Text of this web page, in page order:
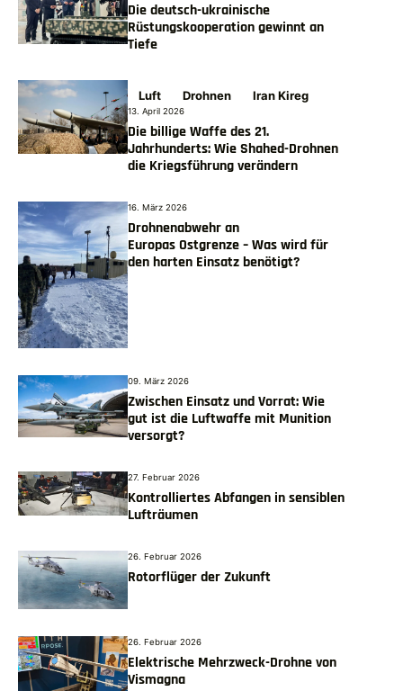
Die deutsch-ukrainische
Rüstungskooperation gewinnt an
Tiefe
Luft Drohnen Iran Kireg
13. April 2026
Die billige Waffe des 21.
Jahrhunderts: Wie Shahed-Drohnen
die Kriegsführung verändern
16. März 2026
Drohnenabwehr an
Europas Ostgrenze – Was wird für
den harten Einsatz benötigt?
09. März 2026
Zwischen Einsatz und Vorrat: Wie
gut ist die Luftwaffe mit Munition
versorgt?
27. Februar 2026
Kontrolliertes Abfangen in sensiblen
Lufträumen
26. Februar 2026
Rotorflüger der Zukunft
26. Februar 2026
Elektrische Mehrzweck-Drohne von
Vismagna